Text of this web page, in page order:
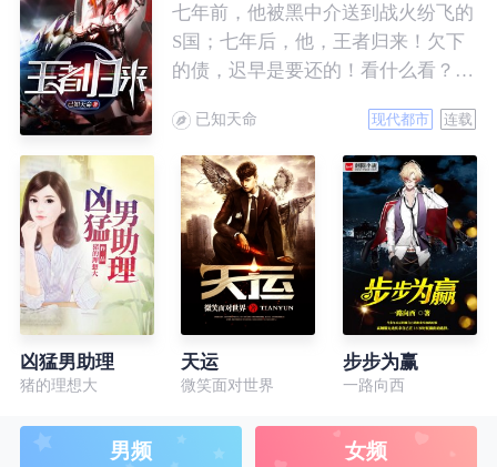
七年前，他被黑中介送到战火纷飞的
S国；七年后，他，王者归来！欠下
的债，迟早是要还的！看什么看？说
已知天命 现代都市 连载
凶猛男助理
猪的理想大
天运
微笑面对世界
步步为赢
一路向西
男频 女频